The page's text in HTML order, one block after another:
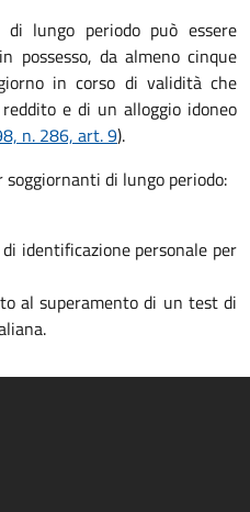
lungo periodo può essere
possesso, da almeno cinque
in corso di validità che
e di un alloggio idoneo
n. 286, art. 9).
soggiornanti di lungo periodo:
identificazione personale per
al superamento di un test di